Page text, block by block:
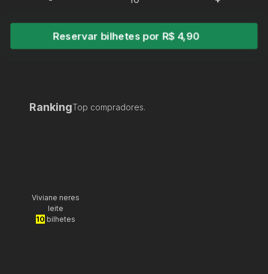
Reservar bilhetes por R$ 4,90
RankingTop compradores.
Viviane neres
leite
10 bilhetes